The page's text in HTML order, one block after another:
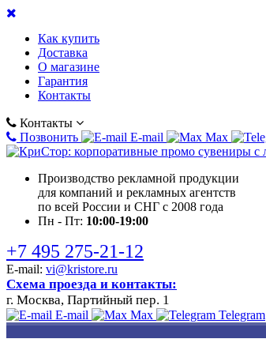
Как купить
Доставка
О магазине
Гарантия
Контакты
Контакты
Позвонить
E-mail Max
Производство рекламной продукции
для компаний и рекламных агентств
по всей России и СНГ с 2008 года
Пн - Пт: 10:00-19:00
+7 495 275-21-12
E-mail: vi@kristore.ru
Схема проезда и контакты:
г. Москва, Партийный пер. 1
E-mail Max Telegram